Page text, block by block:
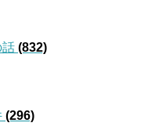
話 (832)
(296)